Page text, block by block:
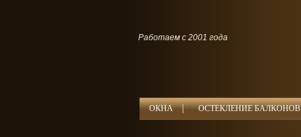
Работаем с 2001 года
ОКНА ОСТЕКЛЕНИЕ БАЛКОНОВ